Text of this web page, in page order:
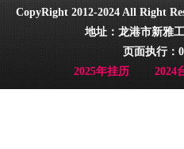
CopyRight 2012-2024 All Right
地址：龙港市新雅
页面执行：
2025年挂历
2024